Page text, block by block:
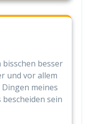
besser
und vor allem
meines
sein